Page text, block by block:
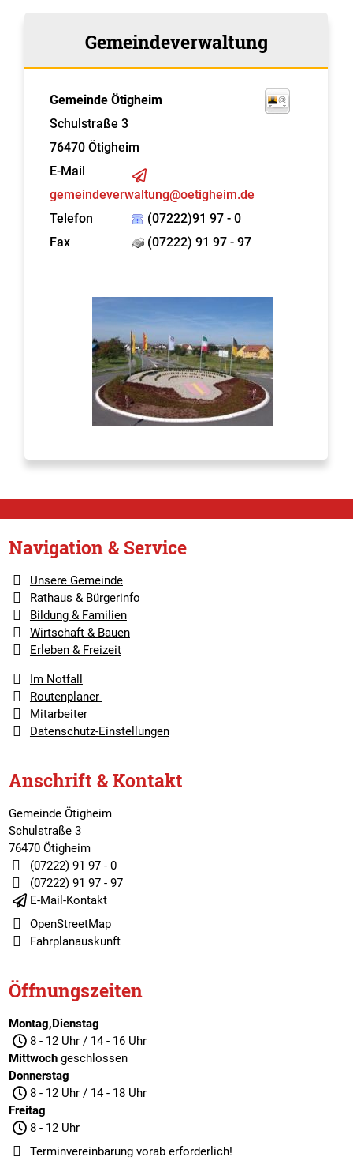
Gemeindeverwaltung
Gemeinde Ötigheim
Schulstraße 3
76470 Ötigheim
E-Mail
gemeindeverwaltung@oetigheim.de
Telefon
(07222)91 97 - 0
Fax
(07222) 91 97 - 97
Navigation & Service
Unsere Gemeinde
Rathaus & Bürgerinfo
Bildung & Familien
Wirtschaft & Bauen
Erleben & Freizeit
Im Notfall
Routenplaner
Mitarbeiter
Datenschutz-Einstellungen
Anschrift & Kontakt
Gemeinde Ötigheim
Schulstraße 3
76470 Ötigheim
(07222) 91 97 - 0
(07222) 91 97 - 97
E-Mail-Kontakt
OpenStreetMap
Fahrplanauskunft
Öffnungszeiten
Montag,Dienstag
8 - 12 Uhr / 14 - 16 Uhr
Mittwochgeschlossen
Donnerstag
8 - 12 Uhr / 14 - 18 Uhr
Freitag
8 - 12 Uhr
Terminvereinbarungvorab erforderlich!